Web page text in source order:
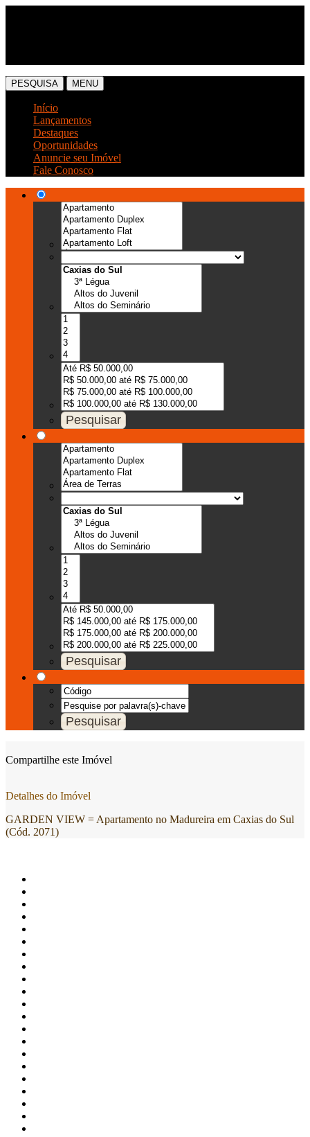
PESQUISA MENU
Início
Lançamentos
Destaques
Oportunidades
Anuncie seu Imóvel
Fale Conosco
Compartilhe este Imóvel
Detalhes do Imóvel
GARDEN VIEW = Apartamento no Madureira em Caxias do Sul
(Cód. 2071)